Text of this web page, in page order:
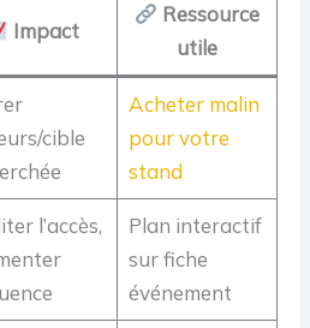
Impact
Ressource
utile
cible
Acheter malin
pour votre
stand
l’accès,
Plan interactif
sur fiche
événement